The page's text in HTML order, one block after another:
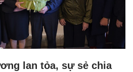
lan tỏa, sự sẻ chia